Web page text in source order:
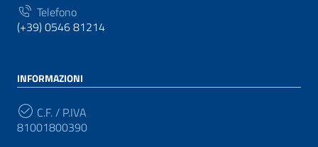
Telefono
(+39) 0546 81214
INFORMAZIONI
C.F. / P.IVA
81001800390